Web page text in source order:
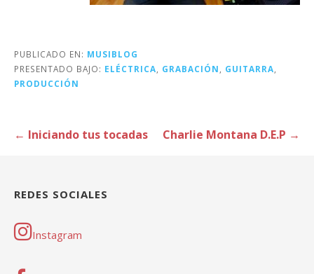
PUBLICADO EN: MUSIBLOG
PRESENTADO BAJO: ELÉCTRICA GRABACIÓN GUITARRA
PRODUCCIÓN
Navegación
← Iniciando tus tocadas Charlie Montana D.E.P →
REDES SOCIALES
Instagram